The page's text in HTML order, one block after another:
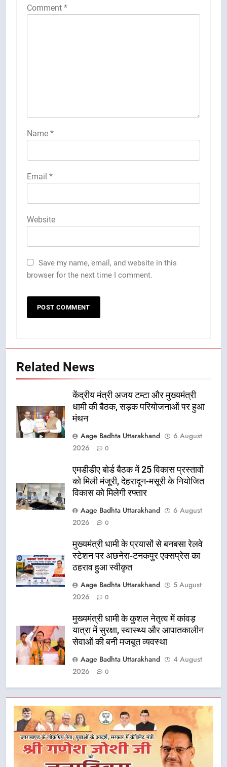
Comment *
Name *
Email *
Website
Save my name, email, and website in this
browser for the next time I comment.
Related News
केंद्रीय मंत्री अजय टम्टा और मुख्यमंत्री
धामी की बैठक, सड़क परियोजनाओं पर हुआ
मंथन
Aage Badhta Uttarakhand
6 August
2026
0
एमडीडीए बोर्ड बैठक में 25 विकास प्रस्तावों
को मिली मंजूरी, देहरादून-मसूरी के नियोजित
विकास को मिलेगी रफ्तार
Aage Badhta Uttarakhand
6 August
2026
0
मुख्यमंत्री धामी के प्रयासों से बनबसा रेलवे
स्टेशन पर अछनेरा-टनकपुर एक्सप्रेस का
ठहराव हुआ स्वीकृत
Aage Badhta Uttarakhand
5 August
2026
0
मुख्यमंत्री धामी के कुशल नेतृत्व में कांवड़
यात्रा में सुरक्षा, स्वास्थ्य और आपातकालीन
सेवाओं की बनी मजबूत व्यवस्था
Aage Badhta Uttarakhand
4 August
2026
0